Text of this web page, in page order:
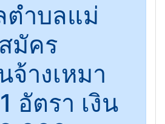
ตำบลแม่
มัคร
จ้างเหมา
อัตรา เงิน